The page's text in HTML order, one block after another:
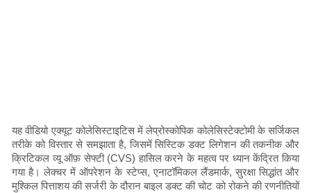
यह वीडियो एक्यूट कोलेसिस्टाइटिस में लेप्रोस्कोपिक कोलेसिस्टेक्टोमी के सर्जिकल
तरीके को विस्तार से समझाता है, जिसमें सिस्टिक डक्ट लिगेशन की तकनीक और
क्रिटिकल व्यू ऑफ़ सेफ्टी (CVS) हासिल करने के महत्व पर ध्यान केंद्रित किया
गया है। लेक्चर में ऑपरेशन के स्टेप्स, एनाटॉमिकल लैंडमार्क, सुरक्षा सिद्धांत और
मुश्किल पित्ताशय की सर्जरी के दौरान बाइल डक्ट की चोट को रोकने की रणनीतियों